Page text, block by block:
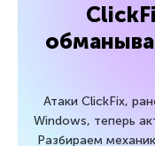
Атаки ClickFix,
Windows, теперь
Разбираем